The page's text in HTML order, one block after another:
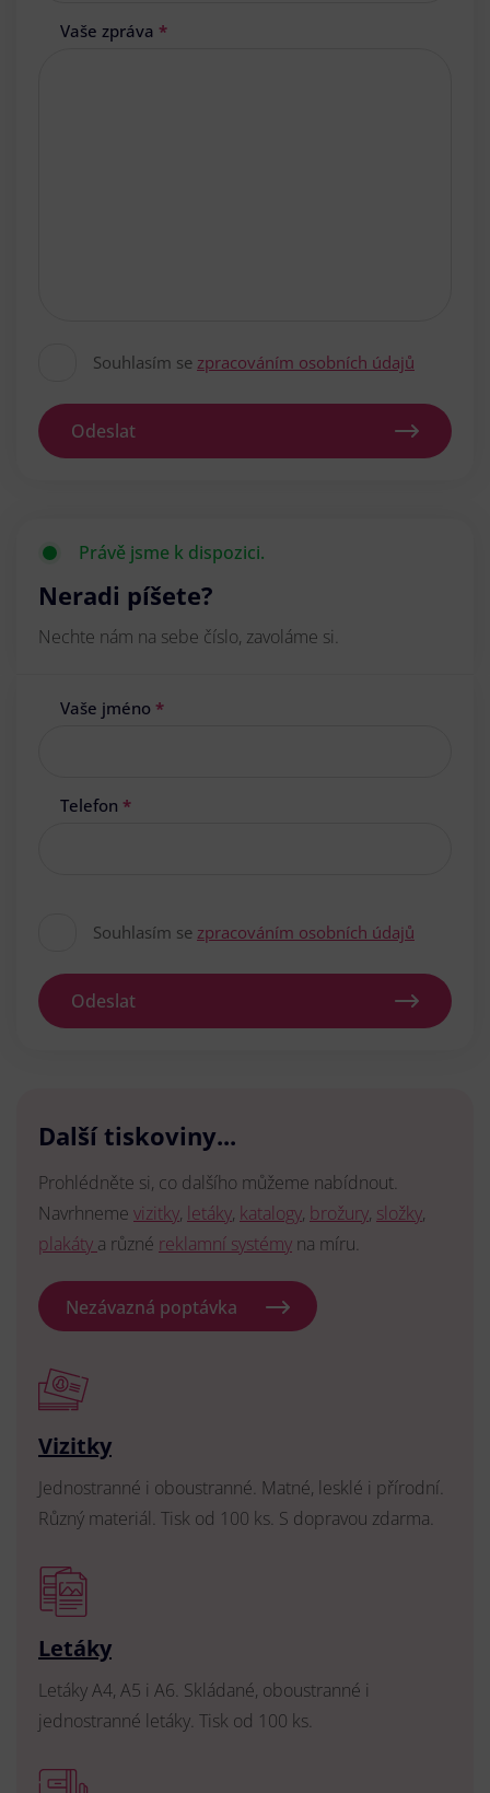
Vaše zpráva *
Souhlasím se zpracováním osobních údajů
Odeslat
Právě jsme k dispozici.
Neradi píšete?
Nechte nám na sebe číslo, zavoláme si.
Vaše jméno *
Telefon *
Souhlasím se zpracováním osobních údajů
Odeslat
Další tiskoviny...
Prohlédněte si, co dalšího můžeme nabídnout.
Navrhneme vizitky, letáky, katalogy, brožury, složky,
plakáty a různé reklamní systémy na míru.
Nezávazná poptávka
Vizitky
Jednostranné i oboustranné. Matné, lesklé i přírodní.
Různý materiál. Tisk od 100 ks. S dopravou zdarma.
Letáky
Letáky A4, A5 i A6. Skládané, oboustranné i
jednostranné letáky. Tisk od 100 ks.